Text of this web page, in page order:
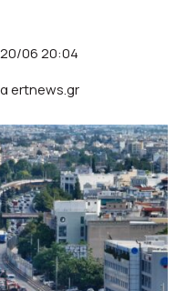
20/06 20:04
ertnews.gr